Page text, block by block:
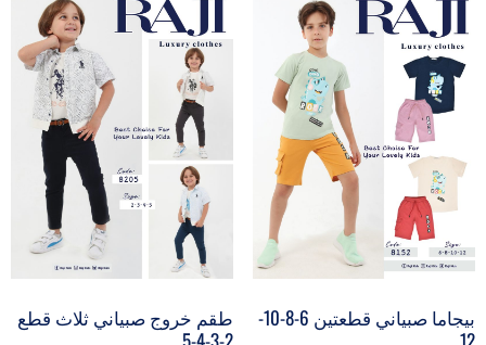
بيجاما صبياني قطعتين 6-8-10-
طقم خروج صبياني ثلاث قطع